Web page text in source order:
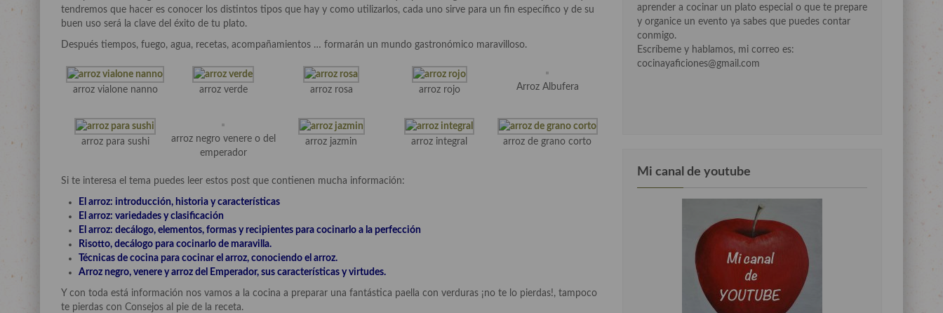
tendremos que hacer es conocer los distintos tipos que hay y como utilizarlos, cada uno sirve para un fin específico y de su
buen uso será la clave del éxito de tu plato.
Después tiempos, fuego, agua, recetas, acompañamientos … formarán un mundo gastronómico maravilloso.
arroz vialone nanno arroz verde arroz rosa arroz rojo Arroz Albufera
arroz para sushi
arroz negro venere o del
emperador
arroz jazmin arroz integral arroz de grano corto
Si te interesa el tema puedes leer estos post que contienen mucha información:
El arroz: introducción, historia y características
El arroz: variedades y clasificación
El arroz: decálogo, elementos, formas y recipientes para cocinarlo a la perfección
Risotto, decálogo para cocinarlo de maravilla.
Técnicas de cocina para cocinar el arroz, conociendo el arroz.
Arroz negro, venere y arroz del Emperador, sus características y virtudes.
Y con toda está información nos vamos a la cocina a preparar una fantástica paella con verduras ¡no te lo pierdas!, tampoco
te pierdas con Consejos al pie de la receta.
aprender a cocinar un plato especial o que te prepare
y organice un evento ya sabes que puedes contar
conmigo.
Escríbeme y hablamos, mi correo es:
cocinayaficiones@gmail.com
Mi canal de youtube